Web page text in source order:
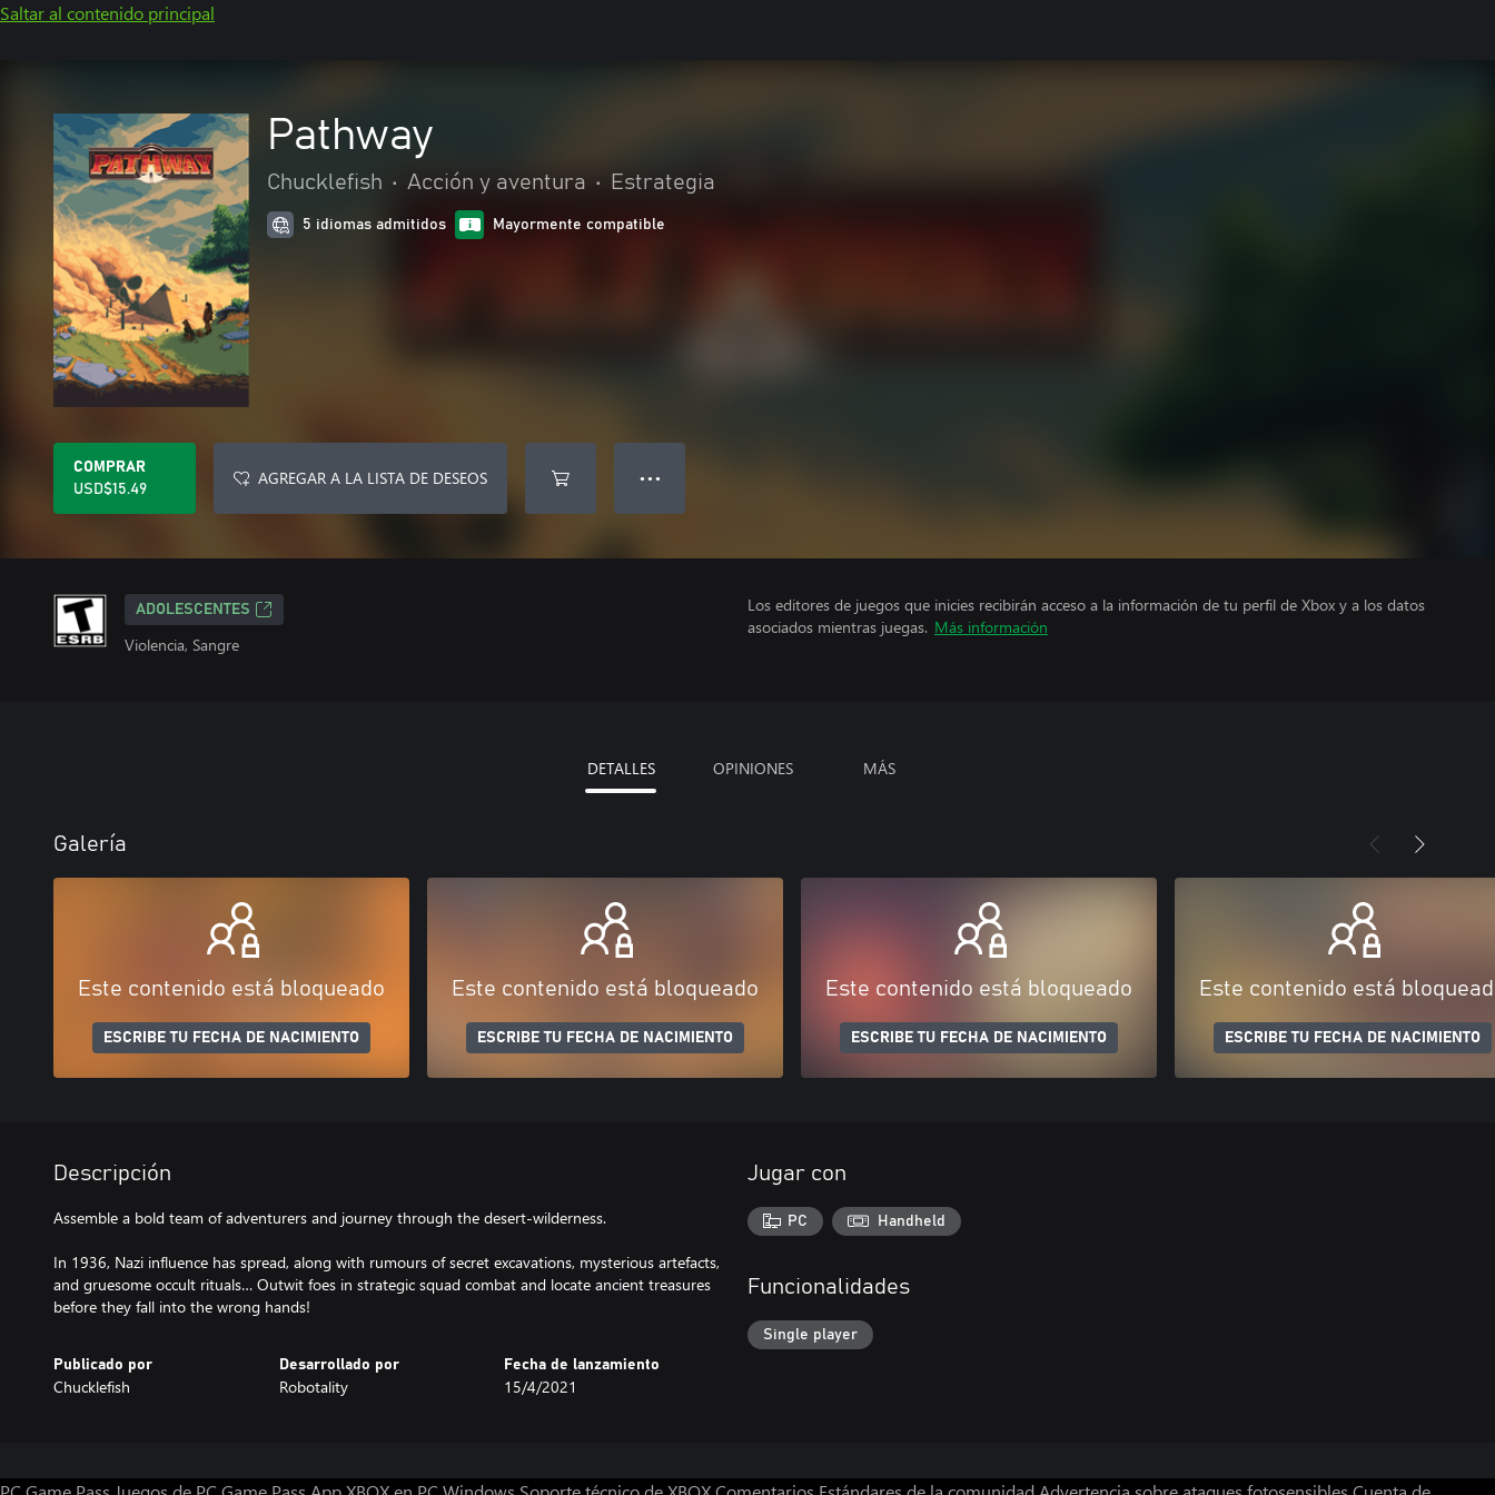
Saltar al contenido principal
Pathway
Chucklefish • Acción y aventura • Estrategia
5 idiomas admitidos Mayormente compatible
COMPRAR
USD$15.49
AGREGAR A LA LISTA DE DESEOS ● ● ●
ADOLESCENTES
Violencia, Sangre
Los editores de juegos que inicies recibirán acceso a la información de tu perfil de Xbox y a los datos
asociados mientras juegas. Más información
DETALLES OPINIONES MÁS
Galería
Este contenido está bloqueado
ESCRIBE TU FECHA DE NACIMIENTO
Este contenido está bloqueado
ESCRIBE TU FECHA DE NACIMIENTO
Este contenido está bloqueado
ESCRIBE TU FECHA DE NACIMIENTO
Este contenido está
ESCRIBE TU FECHA DE NACIMIENTO
Descripción
Assemble a bold team of adventurers and journey through the desert-wilderness.
In 1936, Nazi influence has spread, along with rumours of secret excavations, mysterious artefacts,
and gruesome occult rituals… Outwit foes in strategic squad combat and locate ancient treasures
before they fall into the wrong hands!
Publicado por
Chucklefish
Desarrollado por
Robotality
Fecha de lanzamiento
15/4/2021
Jugar con
PC Handheld
Funcionalidades
Single player